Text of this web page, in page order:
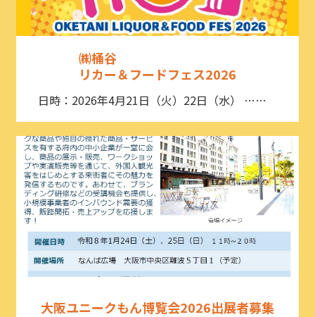
㈱桶谷
リカー＆フードフェス2026
日時：2026年4月21日（火）22日（水） ……
大阪ユニークもん博覧会2026出展者募集